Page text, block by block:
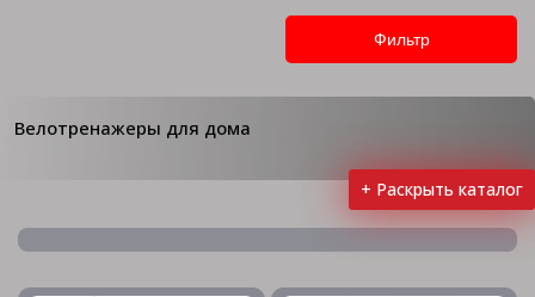
Велотренажеры для дома
Вертикальные велотренажеры
+ Раскрыть каталог